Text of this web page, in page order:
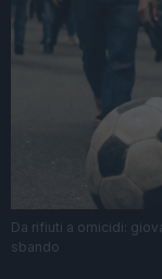
Da rifiuti a omicidi:
sbando